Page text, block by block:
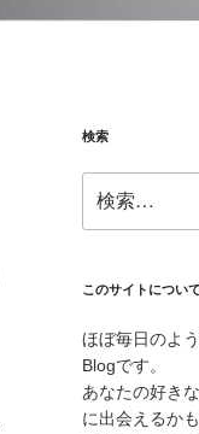
検索
索:
このサイトについて
ほぼ毎日のよ
Blogです。
あなたの好き
に出会えるか